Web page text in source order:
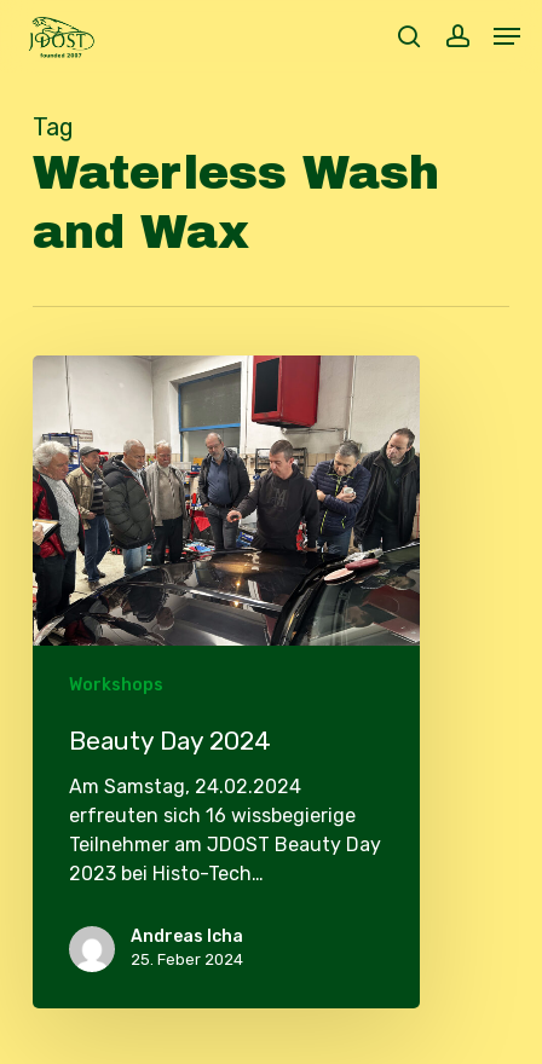
Skip
search
Tag
Waterless Wash
and Wax
Beauty
2024
Workshops
Beauty Day 2024
Am Samstag, 24.02.2024
erfreuten sich 16 wissbegierige
Teilnehmer am JDOST Beauty Day
2023 bei Histo-Tech…
Andreas Icha
25. Feber 2024